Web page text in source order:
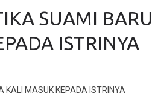
SUAMI BARU
ISTRINYA
KALI MASUK KEPADA ISTRINYA